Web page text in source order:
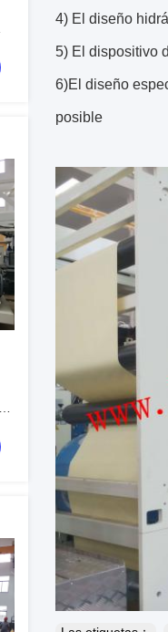
4) El diseño
5) El dispositivo
6)El diseño
posible